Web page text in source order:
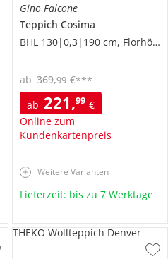
Gino Falcone
Teppich Cosima
BHL 130|0,3|190 cm, Florhöhe 0,3 cm
ab 221,99 €
Online zum
Kundenkartenpreis
ab 369,99 €***
Weitere Varianten
Lieferzeit: bis zu 7 Werktage
THEKO Wollteppich Denver